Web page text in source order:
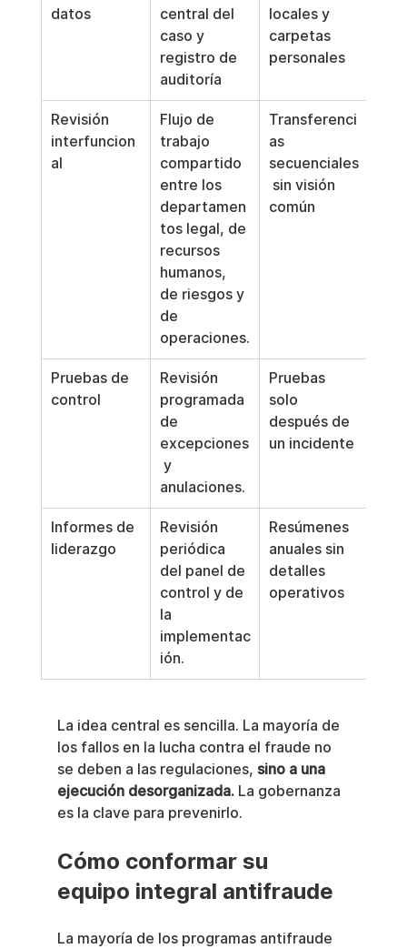
datos
central del
caso y
registro de
auditoría
locales y
carpetas
personales
Revisión
interfuncion
al
Flujo de
trabajo
compartido
entre los
departamen
tos legal, de
recursos
humanos,
de riesgos y
de
operaciones.
Transferenci
as
secuenciales
sin visión
común
Pruebas de
control
Revisión
programada
de
excepciones
y
anulaciones.
Pruebas
solo
después de
un incidente
Informes de
liderazgo
Revisión
periódica
del panel de
control y de
la
implementac
ión.
Resúmenes
anuales sin
detalles
operativos
La idea central es sencilla. La mayoría de
los fallos en la lucha contra el fraude no
se deben a las regulaciones, sino a una
ejecución desorganizada. La gobernanza
es la clave para prevenirlo.
Cómo conformar su
equipo integral antifraude
La mayoría de los programas antifraude